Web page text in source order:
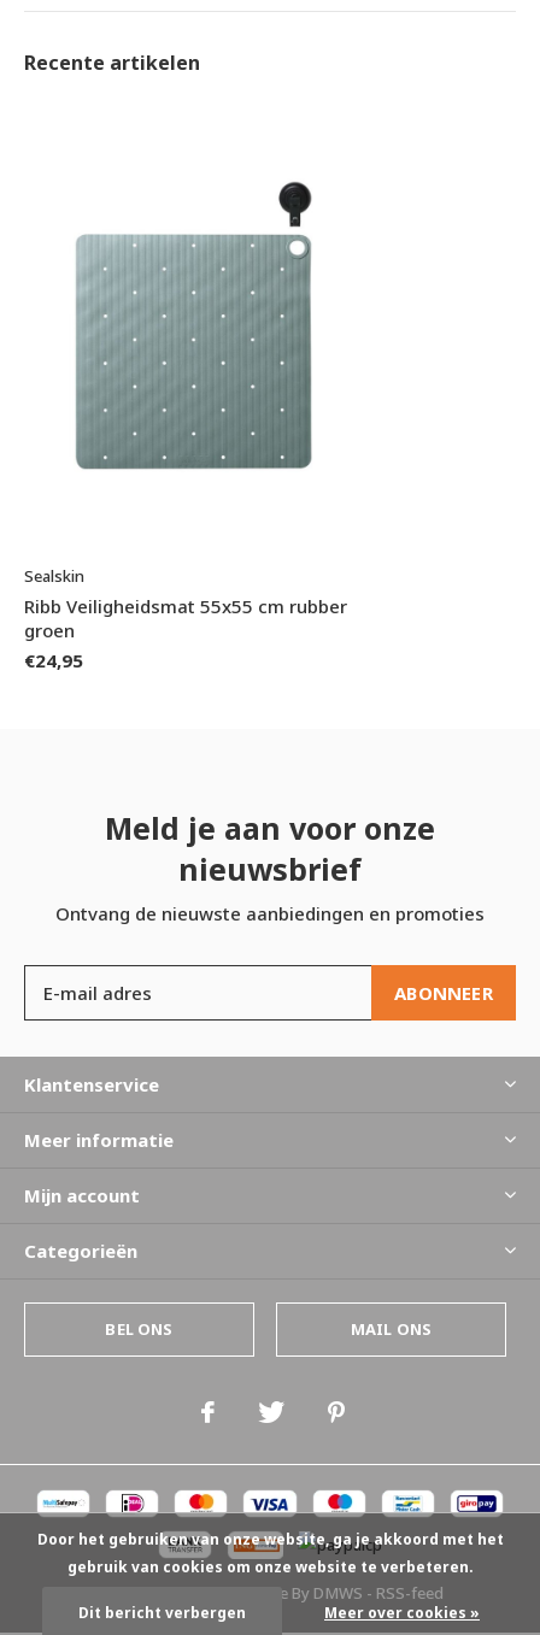
Recente artikelen
Sealskin
Ribb Veiligheidsmat 55x55 cm rubber
groen
€24,95
Meld je aan voor onze
nieuwsbrief
Ontvang de nieuwste aanbiedingen en promoties
ABONNEER
Klantenservice
Meer informatie
Mijn account
Categorieën
BEL ONS MAIL ONS
- Theme By DMWS - RSS-feed
Door het gebruiken van onze website, ga je akkoord met het
gebruik van cookies om onze website te verbeteren.
Dit bericht verbergen Meer over cookies »